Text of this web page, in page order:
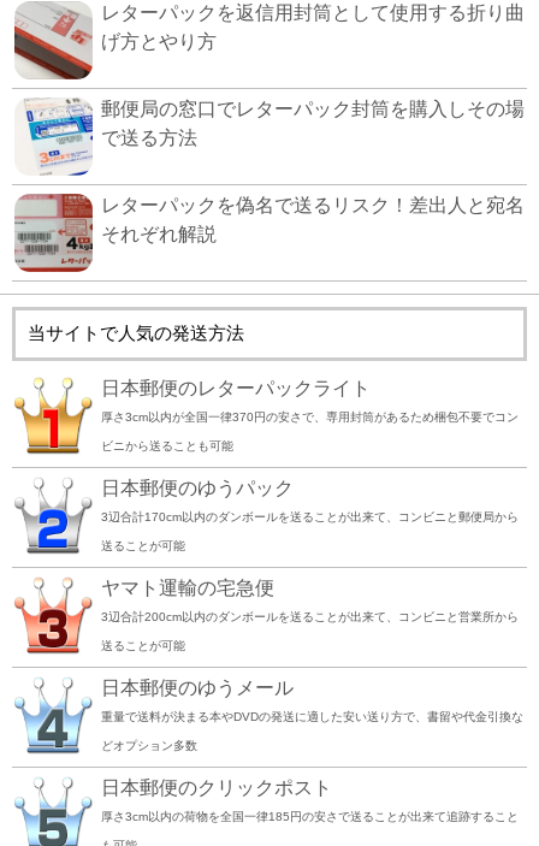
レターパックを返信用封筒として使用する折り曲
げ方とやり方
郵便局の窓口でレターパック封筒を購入しその場
で送る方法
レターパックを偽名で送るリスク！差出人と宛名
それぞれ解説
当サイトで人気の発送方法
日本郵便のレターパックライト
厚さ3cm以内が全国一律370円の安さで、専用封筒があるため梱包不要でコン
ビニから送ることも可能
日本郵便のゆうパック
3辺合計170cm以内のダンボールを送ることが出来て、コンビニと郵便局から
送ることが可能
ヤマト運輸の宅急便
3辺合計200cm以内のダンボールを送ることが出来て、コンビニと営業所から
送ることが可能
日本郵便のゆうメール
重量で送料が決まる本やDVDの発送に適した安い送り方で、書留や代金引換な
どオプション多数
日本郵便のクリックポスト
厚さ3cm以内の荷物を全国一律185円の安さで送ることが出来て追跡すること